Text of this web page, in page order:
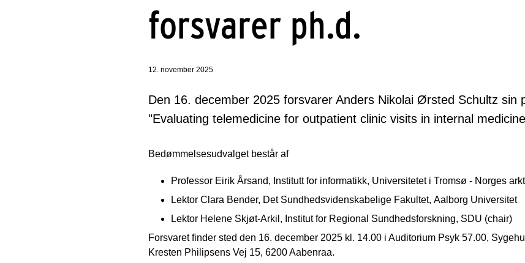
forsvarer ph.d.
12. november 2025
Den 16. december 2025 forsvarer Anders Nikolai Ørsted Schultz sin
"Evaluating telemedicine for outpatient clinic visits in internal
Bedømmelsesudvalget består af
Professor Eirik Årsand, Institutt for informatikk, Universitetet i Tromsø - Norges
Lektor Clara Bender, Det Sundhedsvidenskabelige Fakultet, Aalborg Universitet
Lektor Helene Skjøt-Arkil, Institut for Regional Sundhedsforskning, SDU (chair)
Forsvaret finder sted den 16. december 2025 kl. 14.00 i Auditorium Psyk 57.00,
Kresten Philipsens Vej 15, 6200 Aabenraa.